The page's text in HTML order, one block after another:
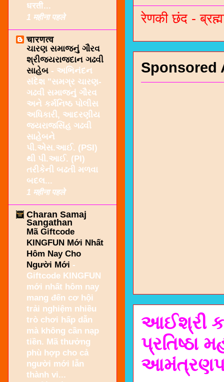
रेणकी छंद -
Sponsored
આઈશ્રી
પ્રતિષ્ઠા
धरती...
1 महीना पहले
चारणत्व
ચારણ સમાજનું ગૌરવ
શ્રીજયરાજદાન ગઢવી
સાહેબ - અભિનંદન
સંદેશ "સમગ્ર ચારણ-
ગઢવી સમાજનું ગૌરવ
અને કર્મનિષ્ઠ પોલીસ
અધિકારી, આદરણીય
જયરાજસિંહ ગઢવી
સાહેબને
પી.એસ.આઈ. (PSI)
થી પી.આઈ. (PI)
તરીકેની બઢતી મળવા
બદલ...
1 महीना पहले
Charan Samaj
Sangathan
Mã Giftcode
KINGFUN Mới Nhất
Hôm Nay Cho
Người Mới -
Giftcode KINGFUN
mới nhất hôm nay
mang đến cơ hội
trải nghiệm nhiều
trò chơi hấp dẫn
mà không cần nạp
tiền. Mã thưởng
phù hợp cho cả
người mới lẫn
thành vi...